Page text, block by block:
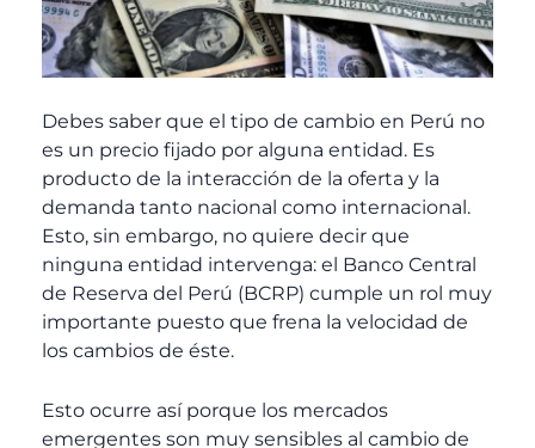
Debes saber que el tipo de cambio en Perú no
es un precio fijado por alguna entidad. Es
producto de la interacción de la oferta y la
demanda tanto nacional como internacional.
Esto, sin embargo, no quiere decir que
ninguna entidad intervenga: el Banco Central
de Reserva del Perú (BCRP) cumple un rol muy
importante puesto que frena la velocidad de
los cambios de éste.
Esto ocurre así porque los mercados
emergentes son muy sensibles al cambio de